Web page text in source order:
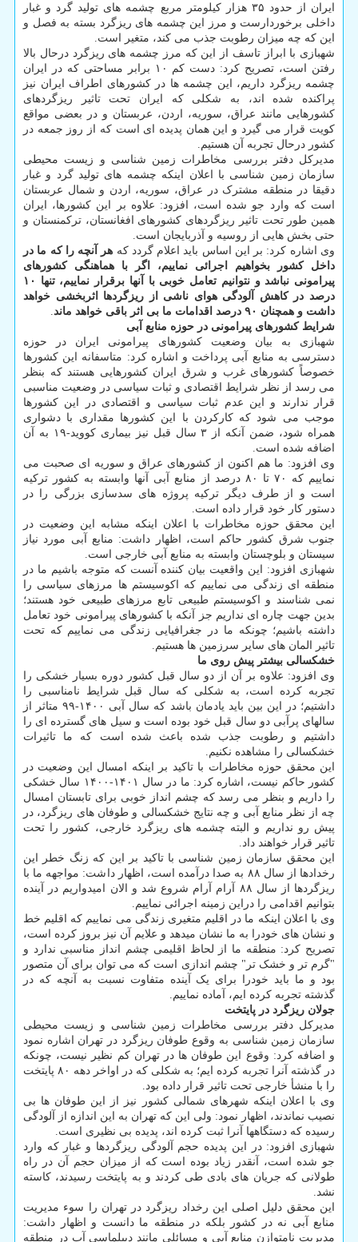
ایران از حدود ۳۵ هزار کیلومتر مربع چشمه های تولید گرد و غبار
داخلی برخوردارست و مرز این چشمه های ریزگرد بسته به فصل و
این که چه میزان رطوبت جذب می کند، متغیر است.
شهبازی با ابراز تاسف از این که مرز چشمه های ریزگرد درحال بالا
رفتن است، تصریح کرد: دست کم ۱۰ برابر مساحتی که در ایران
چشمه ریزگرد داریم، این چشمه ها در کشورهای اطراف ایران نیز
پراکنده شده اند، به شکلی که ایران تحت تاثیر ریزگردهای
کشورهایی مانند عراق، سوریه، اردن، عربستان و در بعضی مواقع
کویت قرار می گیرد و این همان پدیده ای است که از روز جمعه در
کشور درحال تجربه آن هستیم.
مدیرکل دفتر بررسی مخاطرات زمین شناسی و زیست محیطی
سازمان زمین شناسی با اعلان اینکه چشمه های تولید گرد و غبار
دقیقا در منطقه مشترک در عراق، سوریه، اردن و شمال عربستان
است که وارد جو شده است، افزود: علاوه بر این کشورها، ایران
همین طور تحت تاثیر ریزگردهای کشورهای افغانستان، ترکمنستان و
حتی بخش هایی از روسیه و آذربایجان است.
وی اشاره کرد: بر این اساس باید اعلام گردد که هر آنچه را که ما در
داخل کشور بخواهیم اجرائی نماییم، اگر با هماهنگی کشورهای
پیرامونی نباشد و نتوانیم تعامل خوبی با آنها برقرار نماییم، تنها ۱۰
درصد در کاهش آلودگی هوای ناشی از ریزگردها اثربخشی خواهد
داشت و همچنان ۹۰ درصد اقدامات ما بی اثر باقی خواهد ماند
شرایط کشورهای پیرامونی در حوزه منابع آبی
شهبازی به بیان وضعیت کشورهای پیرامونی ایران در حوزه
دسترسی به منابع آبی پرداخت و اشاره کرد: متاسفانه این کشورها
خصوصاً کشورهای غرب و شرق ایران کشورهایی هستند که بنظر
می رسد از نظر شرایط اقتصادی و ثبات سیاسی در وضعیت مناسبی
قرار ندارند و این عدم ثبات سیاسی و اقتصادی در این کشورها
موجب می شود که کارکردن با این کشورها مقداری با دشواری
همراه شود، ضمن آنکه از ۳ سال قبل نیز بیماری کووید-۱۹ به آن
اضافه شده است.
وی افزود: ما هم اکنون از کشورهای عراق و سوریه ای صحبت می
نماییم که ۷۰ تا ۸۰ درصد از منابع آبی آنها وابسته به کشور ترکیه
است و از طرف دیگر ترکیه پروژه های سدسازی بزرگی را در
دستور کار خود قرار داده است.
این محقق حوزه مخاطرات با اعلان اینکه مشابه این وضعیت در
جنوب شرق کشور حاکم است، اظهار داشت: منابع آبی مورد نیاز
سیستان و بلوچستان وابسته به منابع آبی خارجی است.
شهبازی افزود: این واقعیت بیان کننده آنست که متوجه باشیم ما در
منطقه ای زندگی می نماییم که اکوسیستم ها مرزهای سیاسی را
نمی شناسند و اکوسیستم طبیعی تابع مرزهای طبیعی خود هستند؛
بدین جهت چاره ای نداریم جز آنکه با کشورهای پیرامونی خود تعامل
داشته باشیم؛ چونکه ما در جغرافیایی زندگی می نماییم که تحت
تاثیر المان های سایر سرزمین ها هستیم.
خشکسالی بیشتر پیش روی ما
وی افزود: علاوه بر آن از دو سال قبل کشور دوره بسیار خشکی را
تجربه کرده است، به شکلی که سال قبل شرایط نامناسبی را
داشتیم؛ در این بین باید یادمان باشد که سال آبی ۱۴۰۰-۹۹ متاثر از
سالهای پرآبی دو سال قبل خود بوده است و سیل های گسترده ای را
داشتیم و رطوبت جذب شده باعث شده است که ما تاثیرات
خشکسالی را مشاهده نکنیم.
این محقق حوزه مخاطرات با تاکید بر اینکه امسال این وضعیت در
کشور حاکم نیست، اشاره کرد: ما در سال ۱۴۰۱-۱۴۰۰ سال خشکی
را داریم و بنظر می رسد که چشم انداز خوبی برای تابستان امسال
چه از نظر منابع آبی و چه نتایج خشکسالی و طوفان های ریزگرد، در
پیش رو نداریم و البته چشمه های ریزگرد خارجی، کشور را تحت
تاثیر قرار خواهند داد.
این محقق سازمان زمین شناسی با تاکید بر این که زنگ خطر این
رخدادها از سال ۸۸ به صدا درآمده است، اظهار داشت: مواجهه ما با
ریزگردها از سال ۸۸ آرام آرام شروع شد و الان امیدواریم در آینده
بتوانیم اقدامی را دراین زمینه اجرائی نماییم.
وی با اعلان اینکه ما در اقلیم متغیری زندگی می نماییم که اقلیم خط
و نشان های خودرا به ما نشان میدهد و علایم آن نیز بروز کرده است،
تصریح کرد: منطقه ما از لحاظ اقلیمی چشم انداز مناسبی ندارد و
"گرم تر و خشک تر" چشم اندازی است که می توان برای آن متصور
بود و ما باید خودرا برای یک آینده متفاوت نسبت به آنچه که در
گذشته تجربه کرده ایم، آماده نماییم.
جولان ریزگرد در پایتخت
مدیرکل دفتر بررسی مخاطرات زمین شناسی و زیست محیطی
سازمان زمین شناسی به وقوع طوفان ریزگرد در تهران اشاره نمود
و اضافه کرد: وقوع این طوفان ها در تهران کم نظیر نیست، چونکه
در گذشته آنرا تجربه کرده ایم؛ به شکلی که در اواخر دهه ۸۰ پایتخت
را با منشأ خارجی تحت تاثیر قرار داده بود.
وی با اعلان اینکه شهرهای شمالی کشور نیز از این طوفان ها بی
نصیب نماندند، اظهار نمود: ولی این که تهران به این اندازه از آلودگی
رسیده که دستگاهها آنرا ثبت کرده اند، پدیده بی نظیری است.
شهبازی افزود: در این پدیده حجم آلودگی ریزگردها و غبار که وارد
جو شده است، آنقدر زیاد بوده است که از میزان حجم آن در راه
طولانی که جریان های بادی طی کردند و به پایتخت رسیدند، کاسته
نشد.
این محقق دلیل اصلی این رخداد ریزگرد در تهران را سوء مدیریت
منابع آبی نه در کشور بلکه در منطقه ما دانست و اظهار داشت:
مدیریت نامتوازن منابع آبی و مسائلی مانند دیپلماسی آب در منطقه